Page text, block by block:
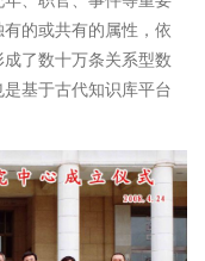
的或共有的属性，依
了数十万条关系型数
基于古代知识库平台